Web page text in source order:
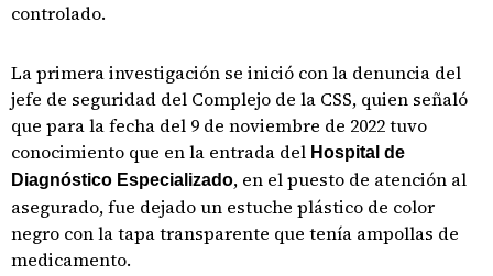
controlado.
La primera investigación se inició con la denuncia del
jefe de seguridad del Complejo de la CSS, quien señaló
que para la fecha del 9 de noviembre de 2022 tuvo
conocimiento que en la entrada del Hospital de
Diagnóstico Especializado, en el puesto de atención al
asegurado, fue dejado un estuche plástico de color
negro con la tapa transparente que tenía ampollas de
medicamento.